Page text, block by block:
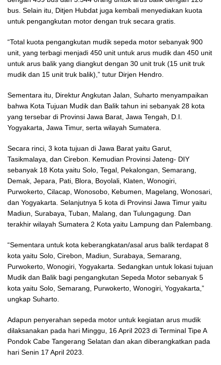
bus. Selain itu, Ditjen Hubdat juga kembali menyediakan kuota
untuk pengangkutan motor dengan truk secara gratis.
“Total kuota pengangkutan mudik sepeda motor sebanyak 900
unit, yang terbagi menjadi 450 unit untuk arus mudik dan 450 unit
untuk arus balik yang diangkut dengan 30 unit truk (15 unit truk
mudik dan 15 unit truk balik),” tutur Dirjen Hendro.
Sementara itu, Direktur Angkutan Jalan, Suharto menyampaikan
bahwa Kota Tujuan Mudik dan Balik tahun ini sebanyak 28 kota
yang tersebar di Provinsi Jawa Barat, Jawa Tengah, D.I.
Yogyakarta, Jawa Timur, serta wilayah Sumatera.
Secara rinci, 3 kota tujuan di Jawa Barat yaitu Garut,
Tasikmalaya, dan Cirebon. Kemudian Provinsi Jateng- DIY
sebanyak 18 Kota yaitu Solo, Tegal, Pekalongan, Semarang,
Demak, Jepara, Pati, Blora, Boyolali, Klaten, Wonogiri,
Purwokerto, Cilacap, Wonosobo, Kebumen, Magelang, Wonosari,
dan Yogyakarta. Selanjutnya 5 kota di Provinsi Jawa Timur yaitu
Madiun, Surabaya, Tuban, Malang, dan Tulungagung. Dan
terakhir wilayah Sumatera 2 Kota yaitu Lampung dan Palembang.
“Sementara untuk kota keberangkatan/asal arus balik terdapat 8
kota yaitu Solo, Cirebon, Madiun, Surabaya, Semarang,
Purwokerto, Wonogiri, Yogyakarta. Sedangkan untuk lokasi tujuan
Mudik dan Balik bagi pengangkutan Sepeda Motor sebanyak 5
kota yaitu Solo, Semarang, Purwokerto, Wonogiri, Yogyakarta,”
ungkap Suharto.
Adapun penyerahan sepeda motor untuk kegiatan arus mudik
dilaksanakan pada hari Minggu, 16 April 2023 di Terminal Tipe A
Pondok Cabe Tangerang Selatan dan akan diberangkatkan pada
hari Senin 17 April 2023.